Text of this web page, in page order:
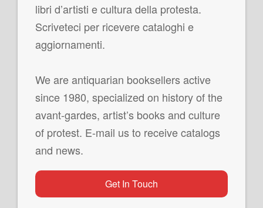
libri d’artisti e cultura della protesta.
Scriveteci per ricevere cataloghi e
aggiornamenti.
We are antiquarian booksellers active
since 1980, specialized on history of the
avant-gardes, artist’s books and culture
of protest. E-mail us to receive catalogs
and news.
Get In Touch